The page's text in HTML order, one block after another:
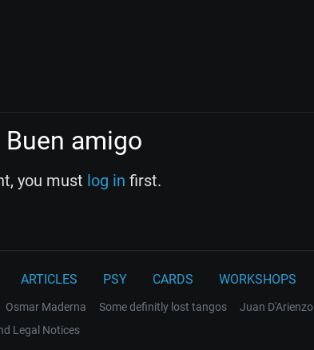
amigo
you must log in first.
ARTICLES PSY CARDS WORKSHOPS
Osmar Maderna Some definitly lost tangos Juan D'Arienzo
Legal Notices